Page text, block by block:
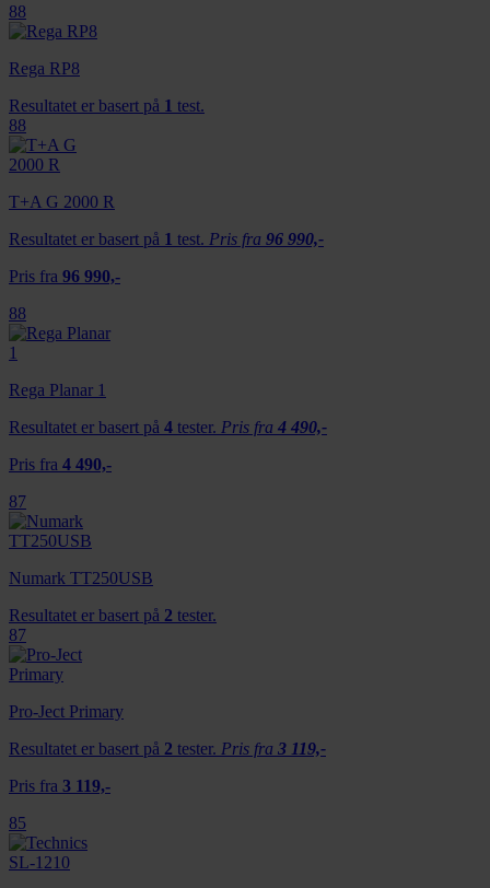
88
Rega RP8
Resultatet er basert på 1 test.
88
T+A G 2000 R
Resultatet er basert på 1 test. Pris fra 96 990,-
Pris fra 96 990,-
88
Rega Planar 1
Resultatet er basert på 4 tester. Pris fra 4 490,-
Pris fra 4 490,-
87
Numark TT250USB
Resultatet er basert på 2 tester.
87
Pro-Ject Primary
Resultatet er basert på 2 tester. Pris fra 3 119,-
Pris fra 3 119,-
85